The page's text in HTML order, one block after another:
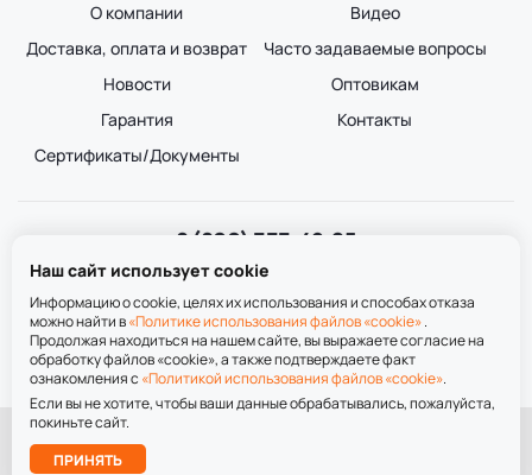
О компании
Доставка, оплата и возврат
Новости
Гарантия
Сертификаты/Документы
Видео
Часто задаваемые вопросы
Оптовикам
Контакты
8 (800) 333-49-25
Звонок бесплатный
пн-пт 8:00-20:00
сб-вс 9:00-20:00
При использовании материалов сайта ссылка на сайт обязательна.
Политика обработки персональных данных
Наш сайт использует cookie
Информацию о cookie, целях их использования и способах отказа
можно найти в«Политике использования файлов «cookie».
Продолжая находиться на нашем сайте, вы выражаете согласие на
обработку файлов «cookie», а также подтверждаете факт
ознакомления с «Политикой использования файлов «cookie».
Если вы не хотите, чтобы ваши данные обрабатывались, пожалуйста,
покиньте сайт.
ПРИНЯТЬ
Подобрать
лестницу